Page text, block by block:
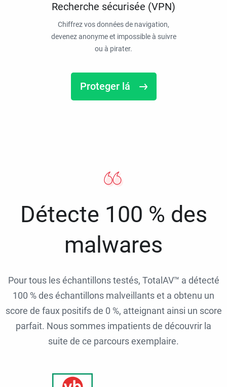
Recherche sécurisée (VPN)
Chiffrez vos données de navigation,
devenez anonyme et impossible à suivre
ou à pirater.
Proteger lá
Détecte 100 % des
malwares
Pour tous les échantillons testés, TotalAV™ a détecté
100 % des échantillons malveillants et a obtenu un
score de faux positifs de 0 %, atteignant ainsi un score
parfait. Nous sommes impatients de découvrir la
suite de ce parcours exemplaire.